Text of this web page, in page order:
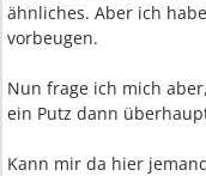
ähnliches. Aber ich
vorbeugen.
Nun frage ich mich
ein Putz dann
Kann mir da hier